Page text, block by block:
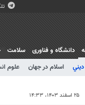
اسلام در جهان علوم
دانشگاه و فناوری سلامت
۲۵ اسفند ۱۴۰۳، ۱۴:۳۳